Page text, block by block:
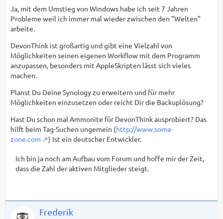
Ja, mit dem Umstieg von Windows habe ich seit 7 Jahren
Probleme weil ich immer mal wieder zwischen den "Welten"
arbeite.
DevonThink ist großartig und gibt eine Vielzahl von
Möglichkeiten seinen eigenen Workflow mit dem Programm
anzupassen, besonders mit AppleSkripten lässt sich vieles
machen.
Planst Du Deine Synology zu erweitern und für mehr
Möglichkeiten einzusetzen oder reicht Dir die Backuplösung?
Hast Du schon mal Ammonite für DevonThink ausprobiert? Das
hilft beim Tag-Suchen ungemein (http://www.soma-
zone.com
) Ist ein deutscher Entwickler.
Ich bin ja noch am Aufbau vom Forum und hoffe mir der Zeit,
dass die Zahl der aktiven Mitglieder steigt.
Frederik